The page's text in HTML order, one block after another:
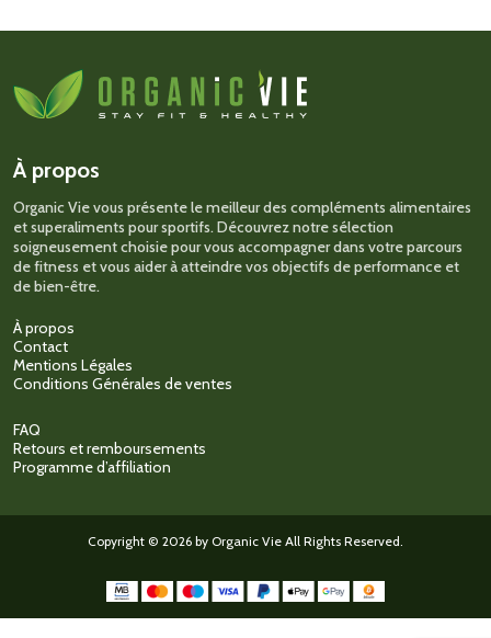
options
peuvent
être
la
du
produit
À propos
Organic Vie vous présente le meilleur des compléments alimentaires
et superaliments pour sportifs. Découvrez notre sélection
soigneusement choisie pour vous accompagner dans votre parcours
de fitness et vous aider à atteindre vos objectifs de performance et
de bien-être.
À propos
Contact
Mentions Légales
Conditions Générales de ventes
FAQ
Retours et remboursements
Programme d’affiliation
Copyright © 2026 by Organic Vie All Rights Reserved.